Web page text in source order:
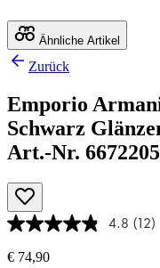
Ähnliche Artikel
Zurück
Emporio
Schwarz
Art.-Nr. 6672205
4.8 (12)
€ 74,90